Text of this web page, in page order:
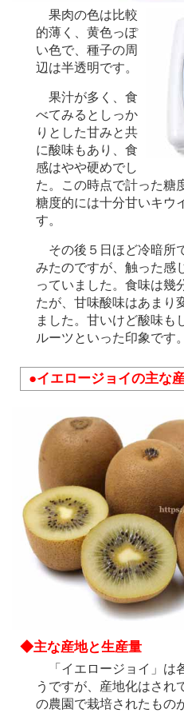
果肉の色は比較
的薄く、黄色っぽ
い色で、種子の周
辺は半透明です。
果汁が多く、食
べてみるとしっか
りとした甘みと共
に酸味もあり、食
感はやや硬めでし
た。この時点で計った糖
糖度的には十分甘いキウ
す。
その後５日ほど冷暗所
みたのですが、触った感
っていました。食味は幾
たが、甘味酸味はあまり
ました。甘いけど酸味も
ルーツといった印象です。
●イエロージョイの主な
◆主な産地と生産量
「イエロージョイ」は
うですが、産地化はされ
の農園で栽培されたもの